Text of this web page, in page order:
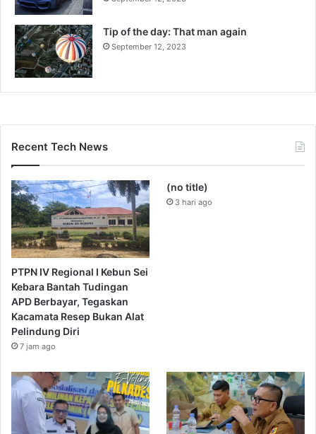
Tip of the day: That man again
September 12, 2023
Recent Tech News
PTPN IV Regional I Kebun Sei
Kebara Bantah Tudingan
APD Berbayar, Tegaskan
Kacamata Resep Bukan Alat
Pelindung Diri
7 jam ago
(no title)
3 hari ago